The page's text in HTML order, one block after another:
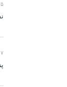
۲۵
۱۷